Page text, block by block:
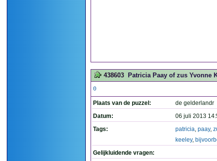
438603 Patricia Paay of zus Yvonne
0
Plaats van de puzzel:
de gelderlandr
Datum:
06 juli 2013
Tags:
patricia, paay,
keeley,
Gelijkluidende vragen: